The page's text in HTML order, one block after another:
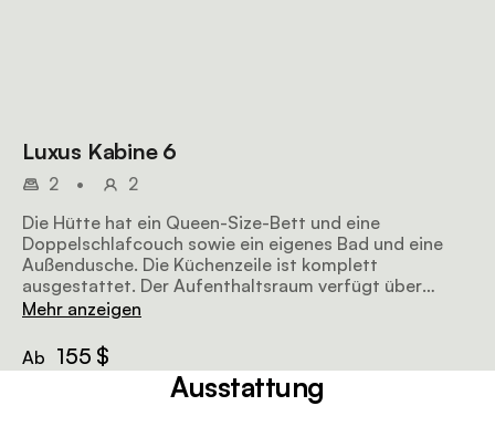
Luxus Kabine 6
2 •
2
Die Hütte hat ein Queen-Size-Bett und eine
Doppelschlafcouch sowie ein eigenes Bad und eine
Außendusche. Die Küchenzeile ist komplett
ausgestattet. Der Aufenthaltsraum verfügt über
bequeme Sitzgelegenheiten, einen Fernseher und Wi-
Mehr anzeigen
Ab 155 $
Ausstattung